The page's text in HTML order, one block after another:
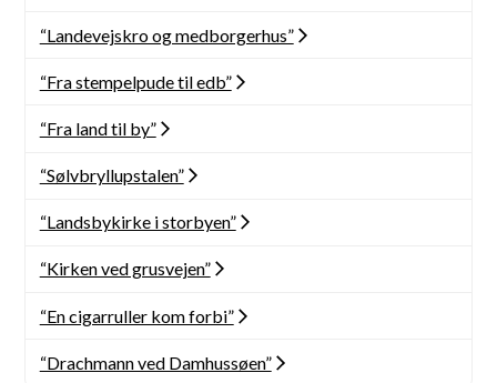
“Landevejskro og medborgerhus”
“Fra stempelpude til edb”
“Fra land til by”
“Sølvbryllupstalen”
“Landsbykirke i storbyen”
“Kirken ved grusvejen”
“En cigarruller kom forbi”
“Drachmann ved Damhussøen”